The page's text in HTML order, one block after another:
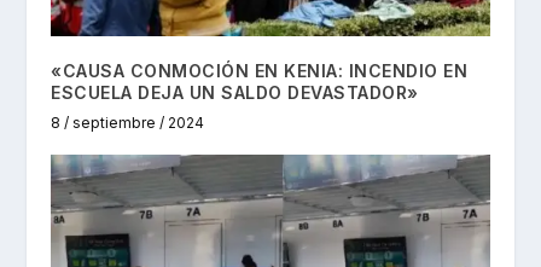
«CAUSA CONMOCIÓN EN KENIA: INCENDIO EN
ESCUELA DEJA UN SALDO DEVASTADOR»
8 / septiembre / 2024